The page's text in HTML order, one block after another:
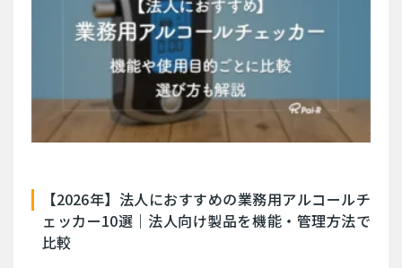
【2026年】法人におすすめの業務用アルコールチ
ェッカー10選｜法人向け製品を機能・管理方法で
比較